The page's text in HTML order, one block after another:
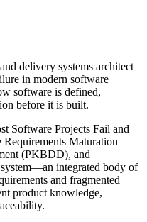
delivery systems architect
in modern software
software is defined,
before it is built.
Software Projects Fail and
Maturation
(PKBDD), and
integrated body of
and fragmented
product knowledge,